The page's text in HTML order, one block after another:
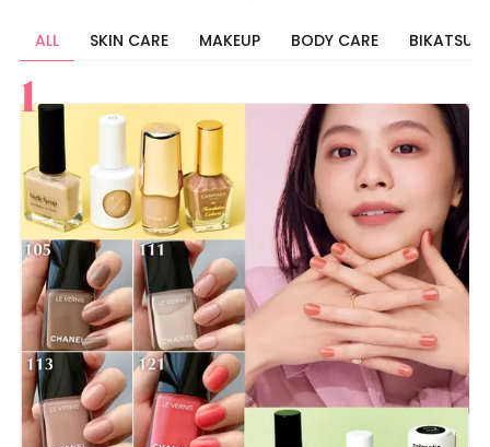
ALL SKIN CARE MAKEUP BODY CARE BIKATSU
すべて
スキンケア
メイク
ボディケア
美活
ヘア
ライフスタイル
ビューティーズ